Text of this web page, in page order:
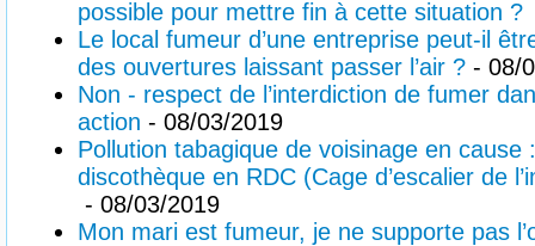
possible pour mettre fin à cette situation ?
Le local fumeur d’une entreprise peut-il
des ouvertures laissant passer l’air ? - 08/
Non - respect de l’interdiction de fumer
action - 08/03/2019
Pollution tabagique de voisinage en cause
discothèque en RDC (Cage d’escalier de
- 08/03/2019
Mon mari est fumeur, je ne supporte pas